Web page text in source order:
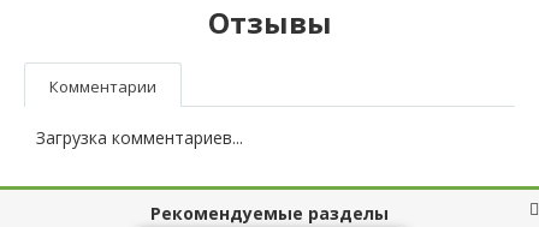
Отзывы
Комментарии
Загрузка комментариев...
Рекомендуемые разделы